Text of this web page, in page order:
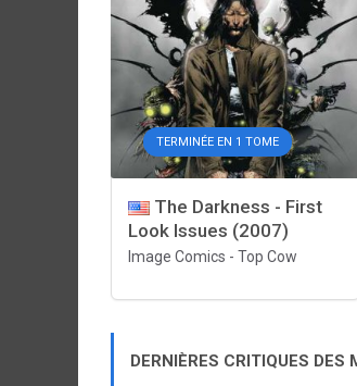
TERMINÉE EN 1 TOME
The Darkness - First
Look Issues (2007)
Image Comics - Top Cow
DERNIÈRES CRITIQUES DES